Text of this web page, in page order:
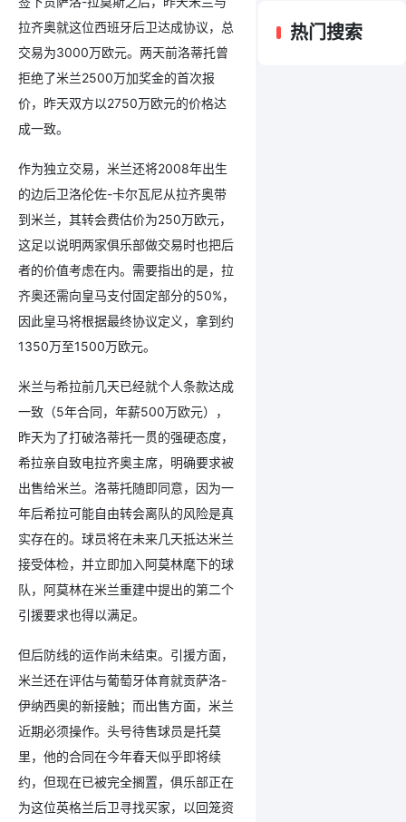
拉齐奥就这位西班牙后卫达成协议，总
交易为3000万欧元。两天前洛蒂托曾
拒绝了米兰2500万加奖金的首次报
价，昨天双方以2750万欧元的价格达
成一致。
作为独立交易，米兰还将2008年出生
的边后卫洛伦佐-卡尔瓦尼从拉齐奥带
到米兰，其转会费估价为250万欧元，
这足以说明两家俱乐部做交易时也把后
者的价值考虑在内。需要指出的是，拉
齐奥还需向皇马支付固定部分的50%，
因此皇马将根据最终协议定义，拿到约
1350万至1500万欧元。
米兰与希拉前几天已经就个人条款达成
一致（5年合同，年薪500万欧元），
昨天为了打破洛蒂托一贯的强硬态度，
希拉亲自致电拉齐奥主席，明确要求被
出售给米兰。洛蒂托随即同意，因为一
年后希拉可能自由转会离队的风险是真
实存在的。球员将在未来几天抵达米兰
接受体检，并立即加入阿莫林麾下的球
队，阿莫林在米兰重建中提出的第二个
引援要求也得以满足。
但后防线的运作尚未结束。引援方面，
米兰还在评估与葡萄牙体育就贡萨洛-
伊纳西奥的新接触；而出售方面，米兰
近期必须操作。头号待售球员是托莫
里，他的合同在今年春天似乎即将续
约，但现在已被完全搁置，俱乐部正在
为这位英格兰后卫寻找买家，以回笼资
热门搜索